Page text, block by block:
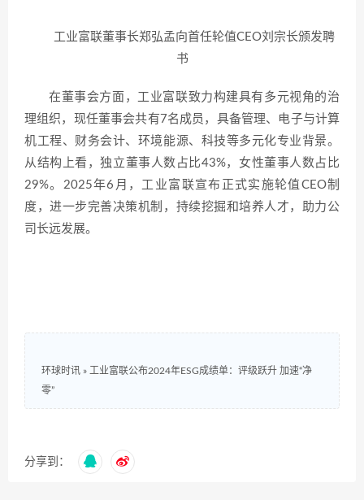
工业富联董事长郑弘孟向首任轮值CEO刘宗长颁发聘
书
在董事会方面，工业富联致力构建具有多元视角的治
理组织，现任董事会共有7名成员，具备管理、电子与计算
机工程、财务会计、环境能源、科技等多元化专业背景。
从结构上看，独立董事人数占比43%，女性董事人数占比
29%。2025年6月，工业富联宣布正式实施轮值CEO制
度，进一步完善决策机制，持续挖掘和培养人才，助力公
司长远发展。
环球时讯 »
工业富联公布2024年ESG成绩单：评级跃升 加速“净
零”
分享到：